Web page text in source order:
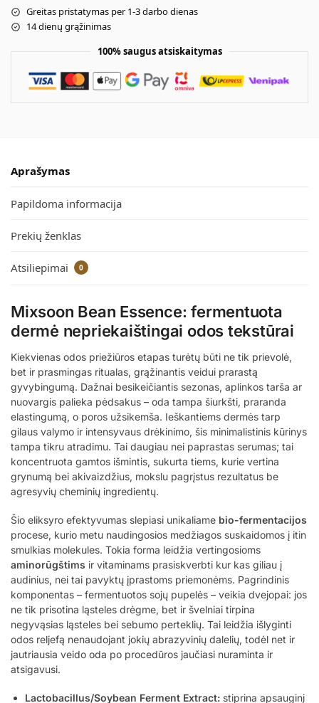
Greitas pristatymas per 1-3 darbo dienas
14 dienų grąžinimas
100% saugus atsiskaitymas
Aprašymas
Papildoma informacija
Prekių ženklas
Atsiliepimai 0
Mixsoon Bean Essence: fermentuota
dermė nepriekaištingai odos tekstūrai
Kiekvienas odos priežiūros etapas turėtų būti ne tik prievolė,
bet ir prasmingas ritualas, grąžinantis veidui prarastą
gyvybingumą. Dažnai besikeičiantis sezonas, aplinkos tarša ar
nuovargis palieka pėdsakus – oda tampa šiurkšti, praranda
elastingumą, o poros užsikemša. Ieškantiems dermės tarp
gilaus valymo ir intensyvaus drėkinimo, šis minimalistinis kūrinys
tampa tikru atradimu. Tai daugiau nei paprastas serumas; tai
koncentruota gamtos išmintis, sukurta tiems, kurie vertina
grynumą bei akivaizdžius, mokslu pagrįstus rezultatus be
agresyvių cheminių ingredientų.
Šio eliksyro efektyvumas slepiasi unikaliame bio-fermentacijos
procese, kurio metu naudingosios medžiagos suskaidomos į itin
smulkias molekules. Tokia forma leidžia vertingosioms
aminorūgštims ir vitaminams prasiskverbti kur kas giliau į
audinius, nei tai pavyktų įprastoms priemonėms. Pagrindinis
komponentas – fermentuotos sojų pupelės – veikia dvejopai: jos
ne tik prisotina ląsteles drėgme, bet ir švelniai tirpina
negyvąsias ląsteles bei sebumo perteklių. Tai leidžia išlyginti
odos reljefą nenaudojant jokių abrazyvinių dalelių, todėl net ir
jautriausia veido oda po procedūros jaučiasi nuraminta ir
atsigavusi.
Lactobacillus/Soybean Ferment Extract: stiprina apsauginį